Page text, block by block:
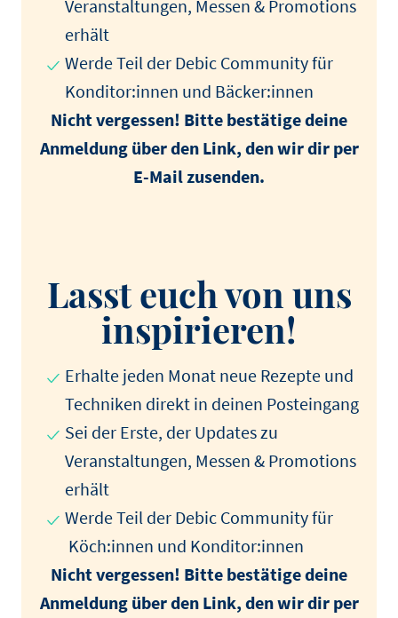
Veranstaltungen, Messen & Promotions
erhält
Werde Teil der Debic Community für
Konditor:innen und Bäcker:innen
Nicht vergessen! Bitte bestätige deine
Anmeldung über den Link, den wir dir per
E-Mail zusenden.
Lasst euch von uns
inspirieren!
Erhalte jeden Monat neue Rezepte und
Techniken direkt in deinen Posteingang
Sei der Erste, der Updates zu
Veranstaltungen, Messen & Promotions
erhält
Werde Teil der Debic Community für
Köch:innen und Konditor:innen
Nicht vergessen! Bitte bestätige deine
Anmeldung über den Link, den wir dir per